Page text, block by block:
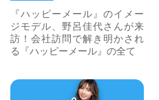
『ハッピーメール』のイメー
ジモデル、野呂佳代さんが来
訪！会社訪問で解き明かされ
る『ハッピーメール』の全て